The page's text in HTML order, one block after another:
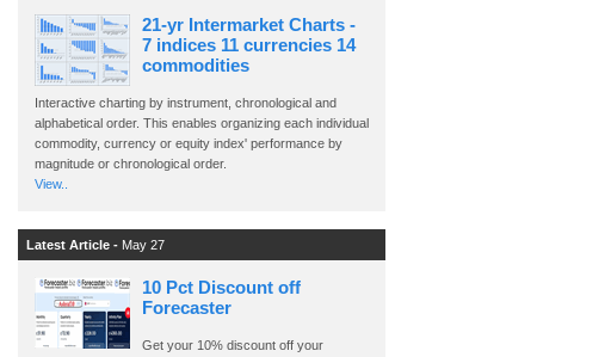
21-yr Intermarket Charts -
7 indices 11 currencies 14
commodities
Interactive charting by instrument, chronological and
alphabetical order. This enables organizing each individual
commodity, currency or equity index' performance by
magnitude or chronological order.
View..
Latest Article - May 27
10 Pct Discount off
Forecaster
Get your 10% discount off your